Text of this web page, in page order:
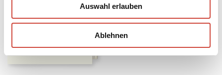
Auswahl erlauben
Ablehnen